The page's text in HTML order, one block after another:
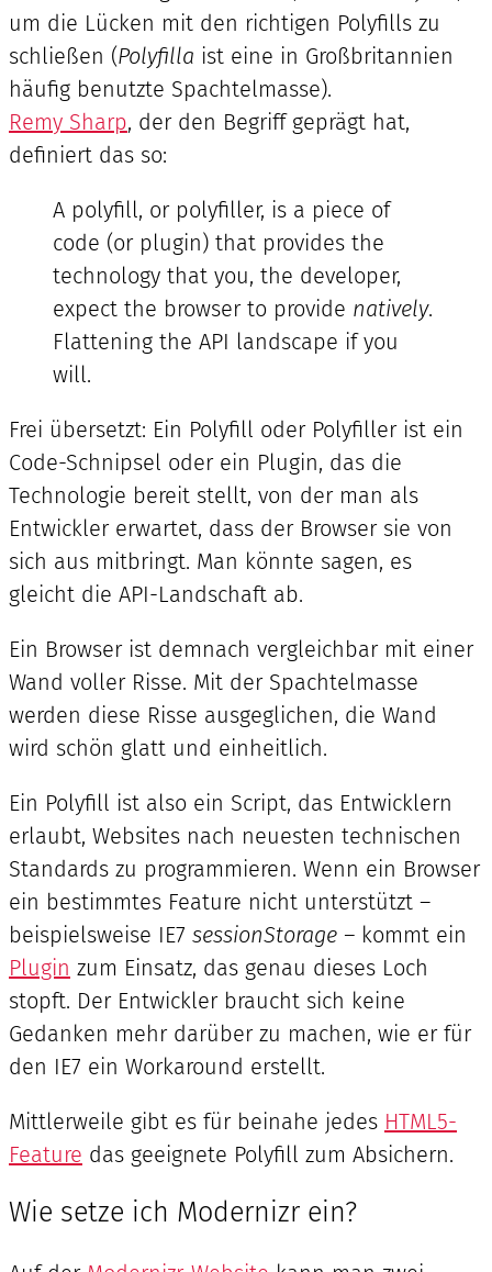
um die Lücken mit den richtigen Polyfills zu
schließen (Polyfilla ist eine in Großbritannien
häufig benutzte Spachtelmasse).
Remy Sharp, der den Begriff geprägt hat,
definiert das so:
A polyfill, or polyfiller, is a piece of
code (or plugin) that provides the
technology that you, the developer,
expect the browser to provide natively.
Flattening the API landscape if you
will.
Frei übersetzt: Ein Polyfill oder Polyfiller ist ein
Code-Schnipsel oder ein Plugin, das die
Technologie bereit stellt, von der man als
Entwickler erwartet, dass der Browser sie von
sich aus mitbringt. Man könnte sagen, es
gleicht die API-Landschaft ab.
Ein Browser ist demnach vergleichbar mit einer
Wand voller Risse. Mit der Spachtelmasse
werden diese Risse ausgeglichen, die Wand
wird schön glatt und einheitlich.
Ein Polyfill ist also ein Script, das Entwicklern
erlaubt, Websites nach neuesten technischen
Standards zu programmieren. Wenn ein Browser
ein bestimmtes Feature nicht unterstützt –
beispielsweise IE7 sessionStorage – kommt ein
Plugin zum Einsatz, das genau dieses Loch
stopft. Der Entwickler braucht sich keine
Gedanken mehr darüber zu machen, wie er für
den IE7 ein Workaround erstellt.
Mittlerweile gibt es für beinahe jedes HTML5-
Feature das geeignete Polyfill zum Absichern.
Wie setze ich Modernizr ein?